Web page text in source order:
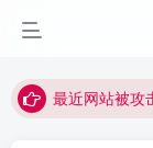
最近网站被攻